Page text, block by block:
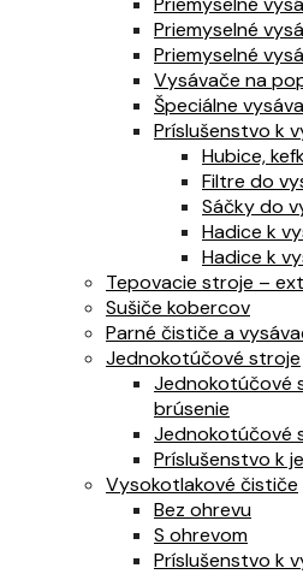
Priemyselné
Priemyselné
Vysávače na
Špeciálne
Príslušenstvo k
Hubice,
Filtre do
Sáčky do
Hadice k
Hadice k
Tepovacie stroje –
Sušiče kobercov
Parné čističe a
Jednokotúčové stroje
Jednokotúčové
brúsenie
Jednokotúčové
Príslušenstvo k
Vysokotlakové čističe
Bez ohrevu
S ohrevom
Príslušenstvo k